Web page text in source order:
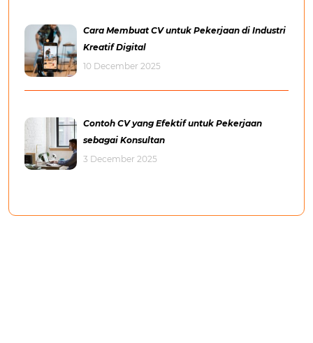
Cara Membuat CV untuk Pekerjaan di Industri
Kreatif Digital
10 December 2025
Contoh CV yang Efektif untuk Pekerjaan
sebagai Konsultan
3 December 2025